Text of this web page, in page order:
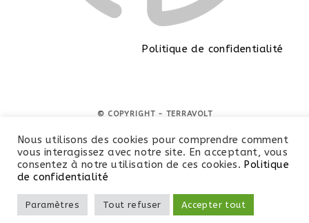
Politique de confidentialité
© COPYRIGHT - TERRAVOLT
Nous utilisons des cookies pour comprendre comment
vous interagissez avec notre site. En acceptant, vous
consentez à notre utilisation de ces cookies. Politique
de confidentialité
Paramètres Tout refuser Accepter tout